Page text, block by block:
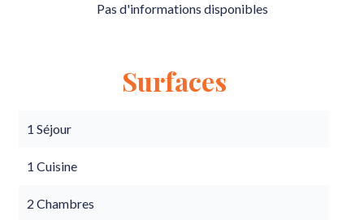
Pas d'informations disponibles
Surfaces
1 Séjour
1 Cuisine
2 Chambres